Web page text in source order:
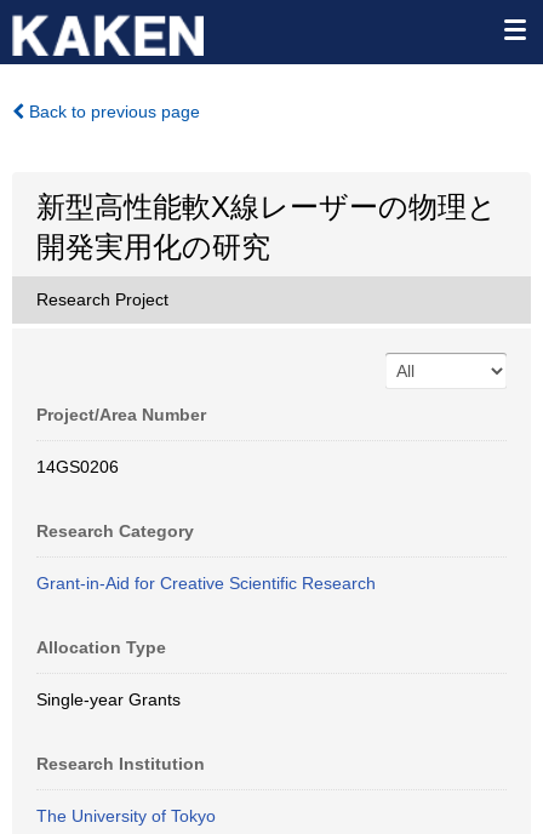
Back to previous page
新型高性能軟X線レーザーの物理と
開発実用化の研究
Research Project
Project/Area Number
14GS0206
Research Category
Grant-in-Aid for Creative Scientific Research
Allocation Type
Single-year Grants
Research Institution
The University of Tokyo